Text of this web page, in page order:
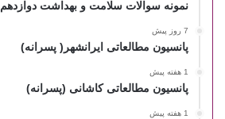
نمونه سوالات سلامت و بهداشت دوازدهم
7 روز پیش
پانسیون مطالعاتی ایرانشهر( پسرانه)
1 هفته پیش
پانسیون مطالعاتی کاشانی (پسرانه)
1 هفته پیش